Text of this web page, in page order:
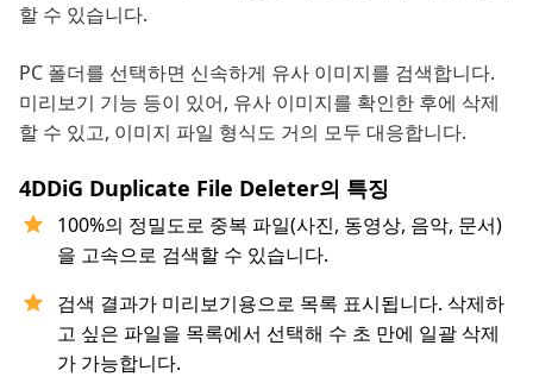
할 수 있습니다.
PC 폴더를 선택하면 신속하게 유사 이미지를 검색합니다.
미리보기 기능 등이 있어, 유사 이미지를 확인한 후에 삭제
할 수 있고, 이미지 파일 형식도 거의 모두 대응합니다.
4DDiG Duplicate File Deleter의 특징
100%의 정밀도로 중복 파일(사진, 동영상, 음악, 문서)
을 고속으로 검색할 수 있습니다.
검색 결과가 미리보기용으로 목록 표시됩니다. 삭제하
고 싶은 파일을 목록에서 선택해 수 초 만에 일괄 삭제
가 가능합니다.